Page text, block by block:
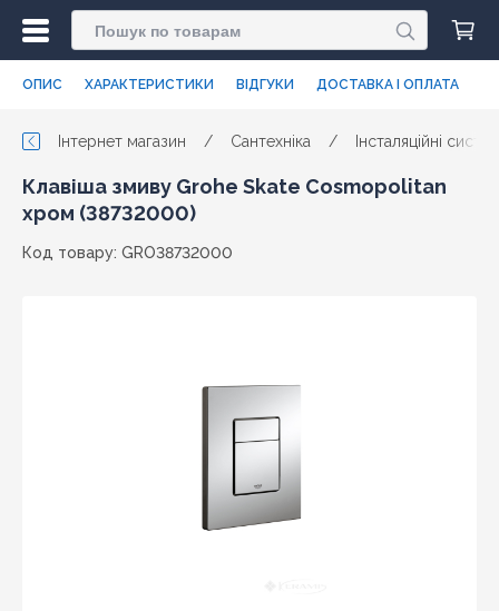
ОПИС ХАРАКТЕРИСТИКИ ВІДГУКИ ДОСТАВКА І ОПЛАТА
Інтернет магазин / Сантехніка / Інсталяційні
Клавіша змиву Grohe Skate Cosmopolitan
хром (38732000)
Код товару: GRO38732000